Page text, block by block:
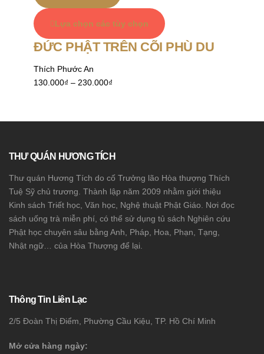
Lựa chọn các tùy chọn
ĐỨC PHẬT TRÊN CÕI PHÙ DU
Thích Phước An
130.000₫ – 230.000₫
THƯ QUÁN HƯƠNG TÍCH
Thư quán Hương Tích do cố Trưởng lão Hòa thượng Thích
Tuệ Sỹ chủ trương. Thành lập năm 2009 nhằm giới thiệu
Kinh sách Triết học, Văn học, Nghệ thuật Phật Giáo. Nơi đọc
sách uống trà miễn phí, có thể sử dụng tủ sách Nghiên cứu
Phật học chuyên sâu bằng Anh, Pháp, Hoa, Phạn, Tạng,
Nhật ngữ… của Hòa Thượng để lại.
Thông Tin Liên Lạc
2/5 Đoàn Thị Điểm, Phường Cầu Kiệu, TP. Hồ Chí Minh
Mở cửa hàng ngày: